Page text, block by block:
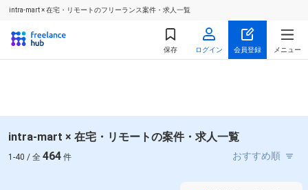
intra-mart × 在宅・リモートのフリーランス案件・求人一覧
保存 ログイン 会員登録 メニュー
intra-mart × 在宅・リモートの案件・求人一覧
1-40 / 全 464 件